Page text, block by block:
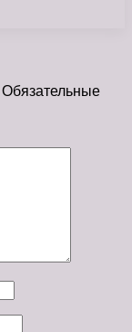
Обязательные